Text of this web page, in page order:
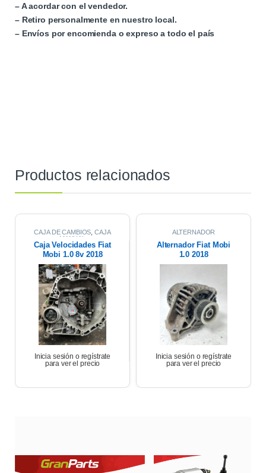
– A acordar con el vendedor.
– Retiro personalmente en nuestro local.
– Envíos por encomienda o expreso a todo el país
Productos relacionados
CAJA DE CAMBIOS ,CAJA
MANUAL
Caja Velocidades Fiat
Mobi 1.0 8v 2018
Inicia sesión o regístrate
para ver el precio
ALTERNADOR
Alternador Fiat Mobi
1.0 2018
Inicia sesión o regístrate
para ver el precio